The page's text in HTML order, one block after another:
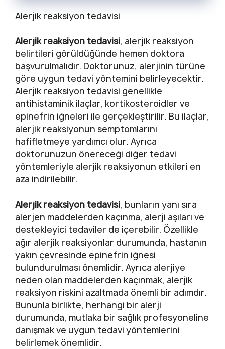
Alerjik reaksiyon tedavisi
Alerjik reaksiyon tedavisi, alerjik reaksiyon
belirtileri görüldüğünde hemen doktora
başvurulmalıdır. Doktorunuz, alerjinin türüne
göre uygun tedavi yöntemini belirleyecektir.
Alerjik reaksiyon tedavisi genellikle
antihistaminik ilaçlar, kortikosteroidler ve
epinefrin iğneleri ile gerçekleştirilir. Bu ilaçlar,
alerjik reaksiyonun semptomlarını
hafifletmeye yardımcı olur. Ayrıca
doktorunuzun önereceği diğer tedavi
yöntemleriyle alerjik reaksiyonun etkileri en
aza indirilebilir.
Alerjik reaksiyon tedavisi, bunların yanı sıra
alerjen maddelerden kaçınma, alerji aşıları ve
destekleyici tedaviler de içerebilir. Özellikle
ağır alerjik reaksiyonlar durumunda, hastanın
yakın çevresinde epinefrin iğnesi
bulundurulması önemlidir. Ayrıca alerjiye
neden olan maddelerden kaçınmak, alerjik
reaksiyon riskini azaltmada önemli bir adımdır.
Bununla birlikte, herhangi bir alerji
durumunda, mutlaka bir sağlık profesyoneline
danışmak ve uygun tedavi yöntemlerini
belirlemek önemlidir.